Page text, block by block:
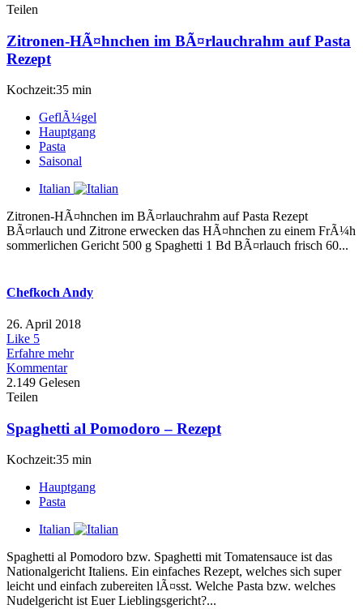
Teilen
Zitronen-HÃ¤hnchen im BÃ¤rlauchrahm auf Pasta
Rezept
Kochzeit:35 min
GeflÃ¼gel
Hauptgang
Pasta
Saisonal
Italian
Zitronen-HÃ¤hnchen im BÃ¤rlauchrahm auf Pasta Rezept
BÃ¤rlauch und Zitrone erwecken das HÃ¤hnchen zu einem FrÃ¼h
sommerlichen Gericht 500 g Spaghetti 1 Bd BÃ¤rlauch frisch 60...
Chefkoch Andy
26. April 2018
Like 5
Erfahre mehr
Kommentar
2.149 Gelesen
Teilen
Spaghetti al Pomodoro – Rezept
Kochzeit:35 min
Hauptgang
Pasta
Italian
Spaghetti al Pomodoro bzw. Spaghetti mit Tomatensauce ist das
Nationalgericht Italiens. Ein einfaches Rezept, welches sich super
leicht und einfach zubereiten lÃ¤sst. Welche Pasta bzw. welches
Nudelgericht ist Euer Lieblingsgericht?...